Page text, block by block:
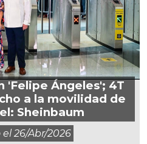
'Felipe Ángeles'; 4T
a la movilidad de
Sheinbaum
el26/abr/2026